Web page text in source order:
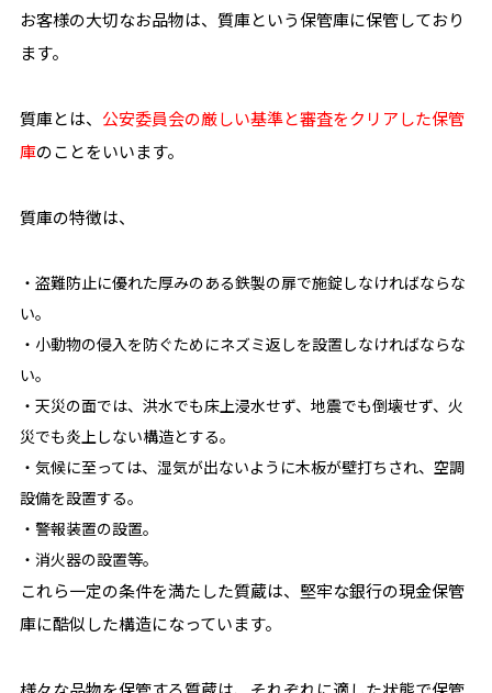
お客様の大切なお品物は、質庫という保管庫に保管しており
ます。
質庫とは、 公安委員会の厳しい基準と審査をクリアした保管
庫のことをいいます。
質庫の特徴は、
・盗難防止に優れた厚みのある鉄製の扉で施錠しなければならな
い。
・小動物の侵入を防ぐためにネズミ返しを設置しなければならな
い。
・天災の面では、洪水でも床上浸水せず、地震でも倒壊せず、火
災でも炎上しない構造とする。
・気候に至っては、湿気が出ないように木板が壁打ちされ、空調
設備を設置する。
・警報装置の設置。
・消火器の設置等。
これら一定の条件を満たした質蔵は、堅牢な銀行の現金保管
庫に酷似した構造になっています。